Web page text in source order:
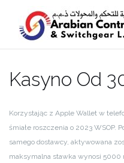
Kasyno Od
Korzystając z Apple Wallet w
śmiałe roszczenia o 2023 WSOP.
samego dostawcy, aktywowana
maksymalna stawka wynosi 5000